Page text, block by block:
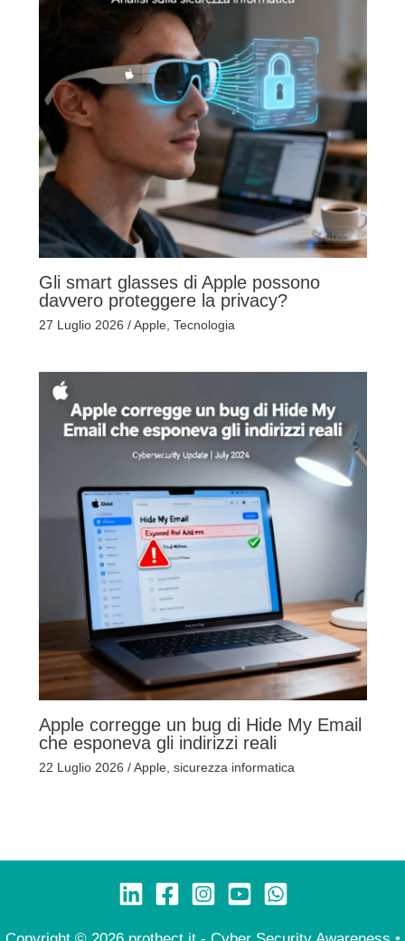
Gli smart glasses di Apple possono
davvero proteggere la privacy?
27 Luglio 2026 /Apple, Tecnologia
Apple corregge un bug di Hide My Email
che esponeva gli indirizzi reali
22 Luglio 2026 /Apple, sicurezza informatica